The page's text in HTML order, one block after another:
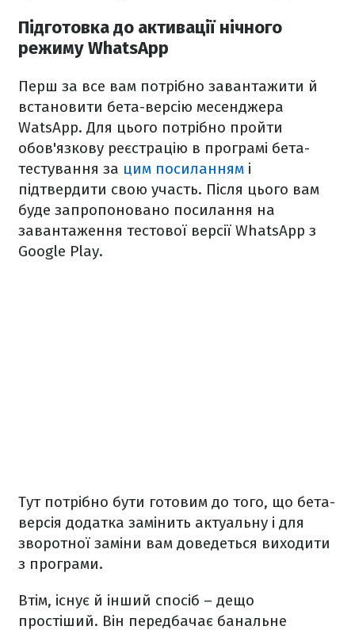
Підготовка до активації нічного
режиму WhatsApp
Перш за все вам потрібно завантажити й
встановити бета-версію месенджера
WatsApp. Для цього потрібно пройти
обов'язкову реєстрацію в програмі бета-
тестування за цим посиланням і
підтвердити свою участь. Після цього вам
буде запропоновано посилання на
завантаження тестової версії WhatsApp з
Google Play.
Тут потрібно бути готовим до того, що бета-
версія додатка замінить актуальну і для
зворотної заміни вам доведеться виходити
з програми.
Втім, існує й інший спосіб – дещо
простіший. Він передбачає банальне